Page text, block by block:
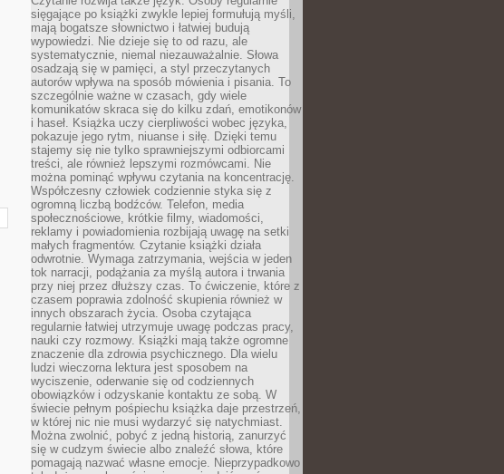
sięgające po książki zwykle lepiej formułują myśli,
mają bogatsze słownictwo i łatwiej budują
wypowiedzi. Nie dzieje się to od razu, ale
systematycznie, niemal niezauważalnie. Słowa
osadzają się w pamięci, a styl przeczytanych
autorów wpływa na sposób mówienia i pisania. To
szczególnie ważne w czasach, gdy wiele
komunikatów skraca się do kilku zdań, emotikonów
i haseł. Książka uczy cierpliwości wobec języka,
pokazuje jego rytm, niuanse i siłę. Dzięki temu
stajemy się nie tylko sprawniejszymi odbiorcami
treści, ale również lepszymi rozmówcami. Nie
można pominąć wpływu czytania na koncentrację.
Współczesny człowiek codziennie styka się z
ogromną liczbą bodźców. Telefon, media
społecznościowe, krótkie filmy, wiadomości,
reklamy i powiadomienia rozbijają uwagę na setki
małych fragmentów. Czytanie książki działa
odwrotnie. Wymaga zatrzymania, wejścia w jeden
tok narracji, podążania za myślą autora i trwania
przy niej przez dłuższy czas. To ćwiczenie, które z
czasem poprawia zdolność skupienia również w
innych obszarach życia. Osoba czytająca
regularnie łatwiej utrzymuje uwagę podczas pracy,
nauki czy rozmowy. Książki mają także ogromne
znaczenie dla zdrowia psychicznego. Dla wielu
ludzi wieczorna lektura jest sposobem na
wyciszenie, oderwanie się od codziennych
obowiązków i odzyskanie kontaktu ze sobą. W
świecie pełnym pośpiechu książka daje przestrzeń,
w której nic nie musi wydarzyć się natychmiast.
Można zwolnić, pobyć z jedną historią, zanurzyć
się w cudzym świecie albo znaleźć słowa, które
pomagają nazwać własne emocje. Nieprzypadkowo